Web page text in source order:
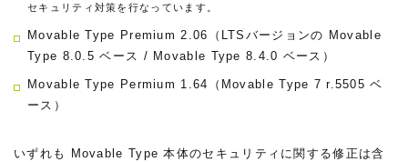
セキュリティ対策を行なっています。
Movable Type Premium 2.06（LTSバージョンの Movable
Type 8.0.5 ベース / Movable Type 8.4.0 ベース）
Movable Type Permium 1.64（Movable Type 7 r.5505 ベ
ース）
いずれも Movable Type 本体のセキュリティに関する修正は含